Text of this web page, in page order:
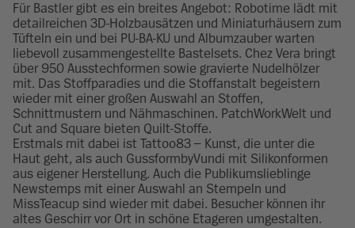
Für Bastler gibt es ein breites Angebot: Robotime lädt mit
detailreichen 3D-Holzbausätzen und Miniaturhäusern zum
Tüfteln ein und bei PU-BA-KU und Albumzauber warten
liebevoll zusammengestellte Bastelsets. Chez Vera bringt
über 950 Ausstechformen sowie gravierte Nudelhölzer
mit. Das Stoffparadies und die Stoffanstalt begeistern
wieder mit einer großen Auswahl an Stoffen,
Schnittmustern und Nähmaschinen. PatchWorkWelt und
Cut and Square bieten Quilt-Stoffe.
Erstmals mit dabei ist Tattoo83 – Kunst, die unter die
Haut geht, als auch GussformbyVundi mit Silikonformen
aus eigener Herstellung. Auch die Publikumslieblinge
Newstemps mit einer Auswahl an Stempeln und
MissTeacup sind wieder mit dabei. Besucher können ihr
altes Geschirr vor Ort in schöne Etageren umgestalten.